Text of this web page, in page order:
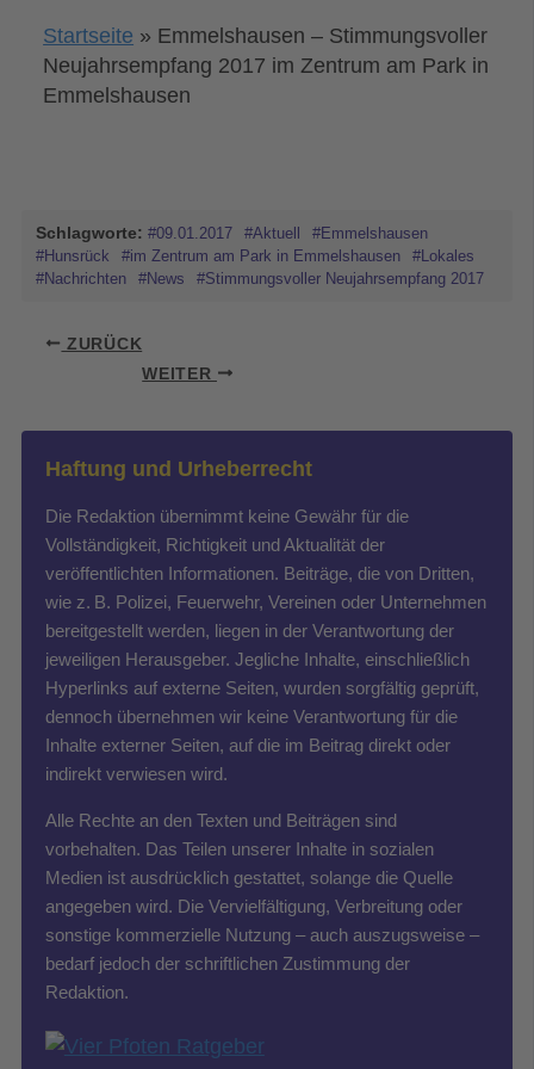
Startseite » Emmelshausen – Stimmungsvoller
Neujahrsempfang 2017 im Zentrum am Park in
Emmelshausen
Schlagworte: #09.01.2017 #Aktuell
#Emmelshausen
#Hunsrück
#im Zentrum am Park in Emmelshausen
#Lokales
#Nachrichten
#News #Stimmungsvoller Neujahrsempfang 2017
ZURÜCK
WEITER
Haftung und Urheberrecht
Die Redaktion übernimmt keine Gewähr für die
Vollständigkeit, Richtigkeit und Aktualität der
veröffentlichten Informationen. Beiträge, die von Dritten,
wie z. B. Polizei, Feuerwehr, Vereinen oder Unternehmen
bereitgestellt werden, liegen in der Verantwortung der
jeweiligen Herausgeber. Jegliche Inhalte, einschließlich
Hyperlinks auf externe Seiten, wurden sorgfältig geprüft,
dennoch übernehmen wir keine Verantwortung für die
Inhalte externer Seiten, auf die im Beitrag direkt oder
indirekt verwiesen wird.
Alle Rechte an den Texten und Beiträgen sind
vorbehalten. Das Teilen unserer Inhalte in sozialen
Medien ist ausdrücklich gestattet, solange die Quelle
angegeben wird. Die Vervielfältigung, Verbreitung oder
sonstige kommerzielle Nutzung – auch auszugsweise –
bedarf jedoch der schriftlichen Zustimmung der
Redaktion.